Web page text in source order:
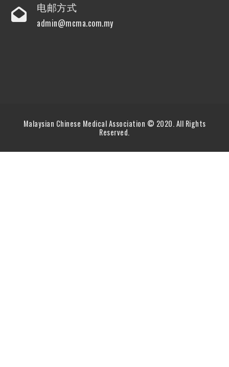
电邮方式
admin@mcma.com.my
Malaysian Chinese Medical Association © 2020. All Rights
Reserved.